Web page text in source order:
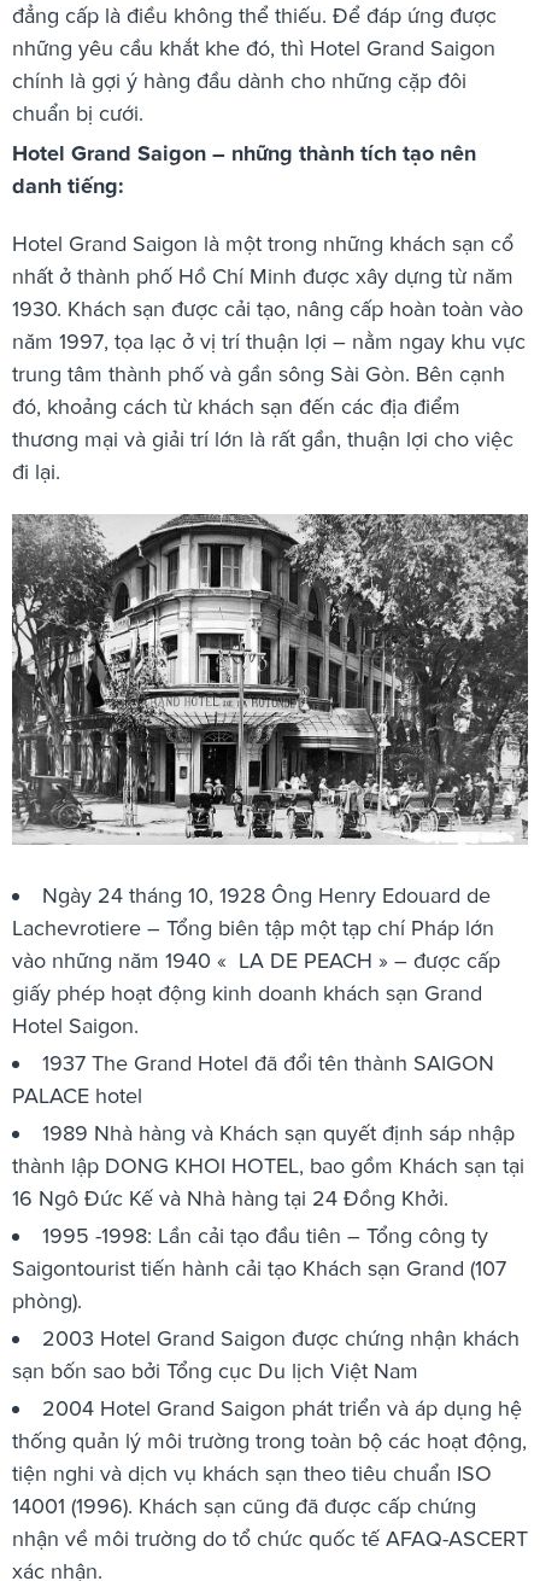
đẳng cấp là điều không thể thiếu. Để đáp ứng được
những yêu cầu khắt khe đó, thì Hotel Grand Saigon
chính là gợi ý hàng đầu dành cho những cặp đôi
chuẩn bị cưới.
Hotel Grand Saigon – những thành tích tạo nên
danh tiếng:
Hotel Grand Saigon là một trong những khách sạn cổ
nhất ở thành phố Hồ Chí Minh được xây dựng từ năm
1930. Khách sạn được cải tạo, nâng cấp hoàn toàn vào
năm 1997, tọa lạc ở vị trí thuận lợi – nằm ngay khu vực
trung tâm thành phố và gần sông Sài Gòn. Bên cạnh
đó, khoảng cách từ khách sạn đến các địa điểm
thương mại và giải trí lớn là rất gần, thuận lợi cho việc
đi lại.
Ngày 24 tháng 10, 1928 Ông Henry Edouard de
Lachevrotiere – Tổng biên tập một tạp chí Pháp lớn
vào những năm 1940 « LA DE PEACH » – được cấp
giấy phép hoạt động kinh doanh khách sạn Grand
Hotel Saigon.
1937 The Grand Hotel đã đổi tên thành SAIGON
PALACE hotel
1989 Nhà hàng và Khách sạn quyết định sáp nhập
thành lập DONG KHOI HOTEL, bao gồm Khách sạn tại
16 Ngô Đức Kế và Nhà hàng tại 24 Đồng Khởi.
1995 -1998: Lần cải tạo đầu tiên – Tổng công ty
Saigontourist tiến hành cải tạo Khách sạn Grand (107
phòng).
2003 Hotel Grand Saigon được chứng nhận khách
sạn bốn sao bởi Tổng cục Du lịch Việt Nam
2004 Hotel Grand Saigon phát triển và áp dụng hệ
thống quản lý môi trường trong toàn bộ các hoạt động,
tiện nghi và dịch vụ khách sạn theo tiêu chuẩn ISO
14001 (1996). Khách sạn cũng đã được cấp chứng
nhận về môi trường do tổ chức quốc tế AFAQ-ASCERT
xác nhận.